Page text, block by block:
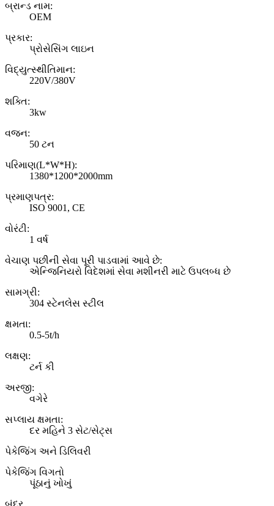
બ્રાન્ડ નામ:
OEM
પ્રકાર:
પ્રોસેસિંગ લાઇન
વિદ્યુત્સ્થીતિમાન:
220V/380V
શક્તિ:
3kw
વજન:
50 ટન
પરિમાણ(L*W*H):
1380*1200*2000mm
પ્રમાણપત્ર:
ISO 9001, CE
વોરંટી:
1 વર્ષ
વેચાણ પછીની સેવા પૂરી પાડવામાં આવે છે:
એન્જિનિયરો વિદેશમાં સેવા મશીનરી માટે ઉપલબ્ધ છે
સામગ્રી:
304 સ્ટેનલેસ સ્ટીલ
ક્ષમતા:
0.5-5t/h
લક્ષણ:
ટર્ન કી
અરજી:
વગેરે
સપ્લાય ક્ષમતા:
દર મહિને 3 સેટ/સેટ્સ
પેકેજિંગ અને ડિલિવરી
પેકેજિંગ વિગતો
પૂંઠાનું ખોખું